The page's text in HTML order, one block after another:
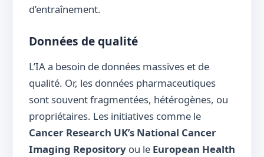
d’entraînement.
Données de qualité
L’IA a besoin de données massives et de
qualité. Or, les données pharmaceutiques
sont souvent fragmentées, hétérogènes, ou
propriétaires. Les initiatives comme le
Cancer Research UK’s National Cancer
Imaging Repository ou le European Health